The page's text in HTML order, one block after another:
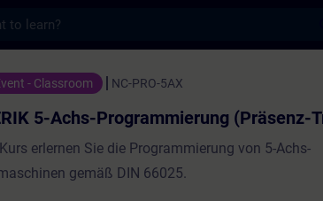
Programmierung (Präsenz-
- Classroom NC-PRO-5AX
5-Achs-Programmierung (Präsenz-
erlernen Sie die Programmierung von 5-Achs-
gemäß DIN 66025.